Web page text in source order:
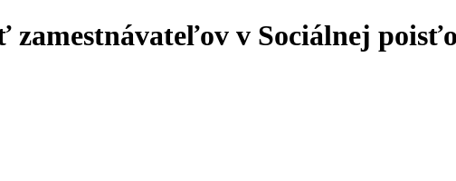
zamestnávateľov v Sociálnej